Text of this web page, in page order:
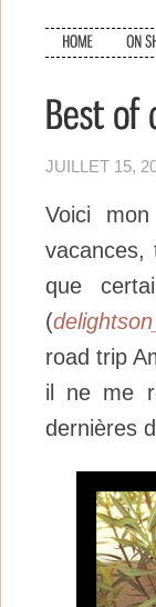
JUILLET 15,
Voici
que
(
road trip
il ne me
dernières